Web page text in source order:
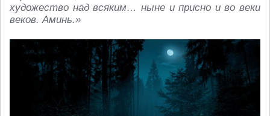
художество над всяким… ныне и присно и во веки
веков. Аминь.»